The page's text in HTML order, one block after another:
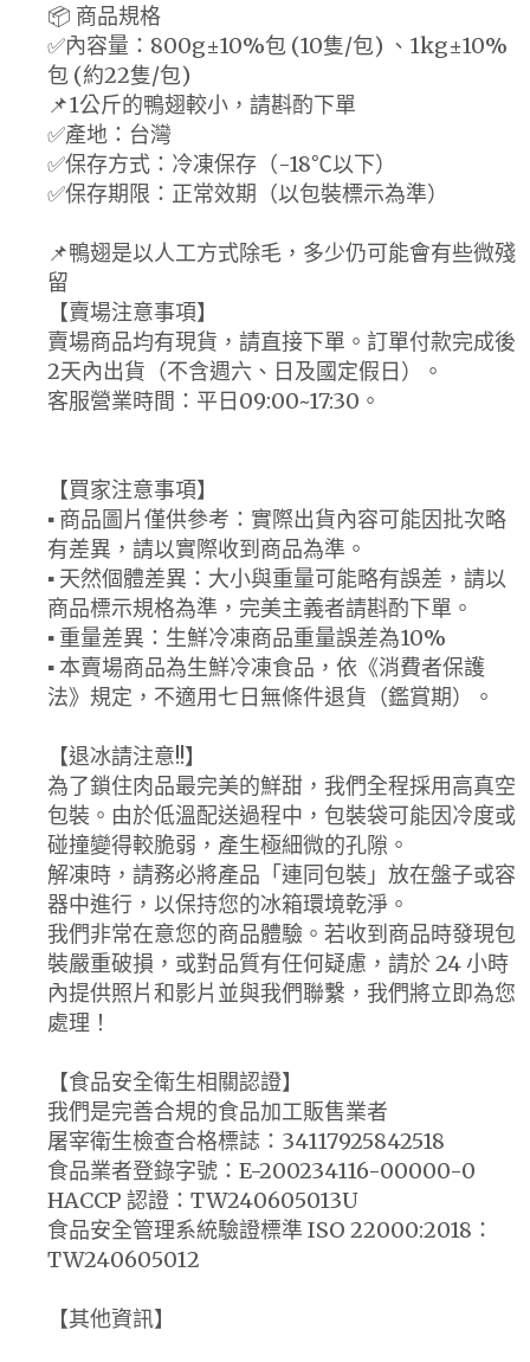
📦 商品規格
✅內容量：800g±10%包 (10隻/包) 、1kg±10%
包 (約22隻/包)
📌1公斤的鴨翅較小，請斟酌下單
✅產地：台灣
✅保存方式：冷凍保存（-18℃以下）
✅保存期限：正常效期（以包裝標示為準）
📌鴨翅是以人工方式除毛，多少仍可能會有些微殘
留
【賣場注意事項】
賣場商品均有現貨，請直接下單。訂單付款完成後
2天內出貨（不含週六、日及國定假日）。
客服營業時間：平日09:00~17:30。
【買家注意事項】
▪ 商品圖片僅供參考：實際出貨內容可能因批次略
有差異，請以實際收到商品為準。
▪ 天然個體差異：大小與重量可能略有誤差，請以
商品標示規格為準，完美主義者請斟酌下單。
▪ 重量差異：生鮮冷凍商品重量誤差為10%
▪ 本賣場商品為生鮮冷凍食品，依《消費者保護
法》規定，不適用七日無條件退貨（鑑賞期）。
【退冰請注意!!】
為了鎖住肉品最完美的鮮甜，我們全程採用高真空
包裝。由於低溫配送過程中，包裝袋可能因冷度或
碰撞變得較脆弱，產生極細微的孔隙。
解凍時，請務必將產品「連同包裝」放在盤子或容
器中進行，以保持您的冰箱環境乾淨。
我們非常在意您的商品體驗。若收到商品時發現包
裝嚴重破損，或對品質有任何疑慮，請於 24 小時
內提供照片和影片並與我們聯繫，我們將立即為您
處理！
【食品安全衛生相關認證】
我們是完善合規的食品加工販售業者
屠宰衛生檢查合格標誌：34117925842518
食品業者登錄字號：E-200234116-00000-0
HACCP 認證：TW240605013U
食品安全管理系統驗證標準 ISO 22000:2018：
TW240605012
【其他資訊】